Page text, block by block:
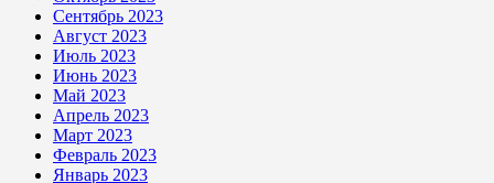
Сентябрь 2023
Август 2023
Июль 2023
Июнь 2023
Май 2023
Апрель 2023
Март 2023
Февраль 2023
Январь 2023